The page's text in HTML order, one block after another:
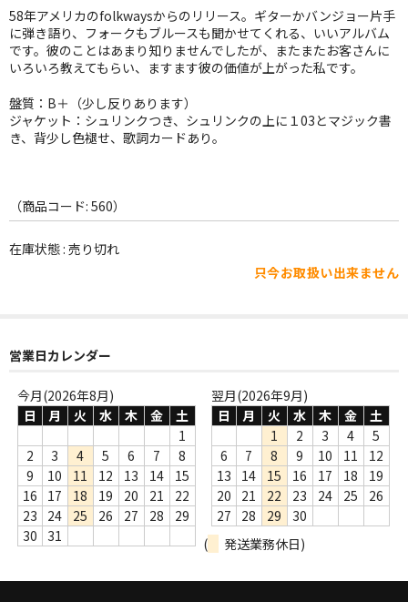
JAZZ-JP
JAZZ-VOCAL
ROCK
WORLD
その他
Webのみ no.1
Webのみ no.2
Webのみ no.3
Webのみ no.4
売り切れ
Help
送料
58年アメリカのfolkwaysからのリリース。ギターかバンジョー片手
に弾き語り、フォークもブルースも聞かせてくれる、いいアルバム
です。彼のことはあまり知りませんでしたが、またまたお客さんに
いろいろ教えてもらい、ますます彼の価値が上がった私です。
盤質：B＋（少し反りあります）
ジャケット：シュリンクつき、シュリンクの上に１03とマジック書
き、背少し色褪せ、歌詞カードあり。
（商品コード: 560）
在庫状態 : 売り切れ
只今お取扱い出来ません
営業日カレンダー
今月(2026年8月)
日
月 火 水 木 金
土
1
2
3 4 5 6 7
8
9
10 11 12 13 14
15
16
17 18 19 20 21
22
23
24 25 26 27 28
29
30
31
翌月(2026年9月)
日
月 火 水 木 金
土
1
2 3 4
5
6
7 8 9 10 11
12
13
14 15 16 17 18
19
20
21 22 23 24 25
26
27
28 29
30
(
発送業務休日)